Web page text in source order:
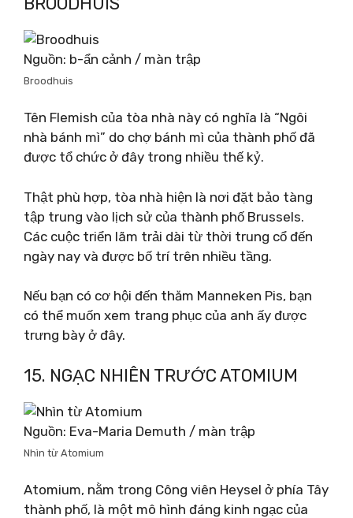
Nguồn: b-ẩn cảnh / màn trập
Broodhuis
Tên Flemish của tòa nhà này có nghĩa là “Ngôi
nhà bánh mì” do chợ bánh mì của thành phố đã
được tổ chức ở đây trong nhiều thế kỷ.
Thật phù hợp, tòa nhà hiện là nơi đặt bảo tàng
tập trung vào lịch sử của thành phố Brussels.
Các cuộc triển lãm trải dài từ thời trung cổ đến
ngày nay và được bố trí trên nhiều tầng.
Nếu bạn có cơ hội đến thăm Manneken Pis, bạn
có thể muốn xem trang phục của anh ấy được
trưng bày ở đây.
15. NGẠC NHIÊN TRƯỚC ATOMIUM
Nguồn: Eva-Maria Demuth / màn trập
Nhìn từ Atomium
Atomium, nằm trong Công viên Heysel ở phía Tây
thành phố, là một mô hình đáng kinh ngạc của